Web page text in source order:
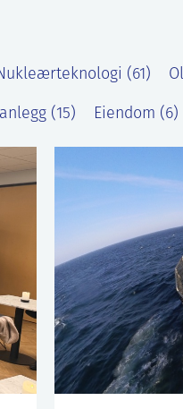
(61)
(15) Eiendom (6)